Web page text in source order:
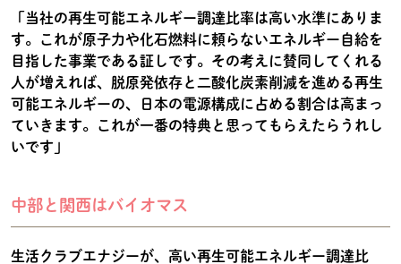
「当社の再生可能エネルギー調達比率は高い水準にありま
す。これが原子力や化石燃料に頼らないエネルギー自給を
目指した事業である証しです。その考えに賛同してくれる
人が増えれば、脱原発依存と二酸化炭素削減を進める再生
可能エネルギーの、日本の電源構成に占める割合は高まっ
ていきます。これが一番の特典と思ってもらえたらうれし
いです」
中部と関西はバイオマス
生活クラブエナジーが、高い再生可能エネルギー調達比